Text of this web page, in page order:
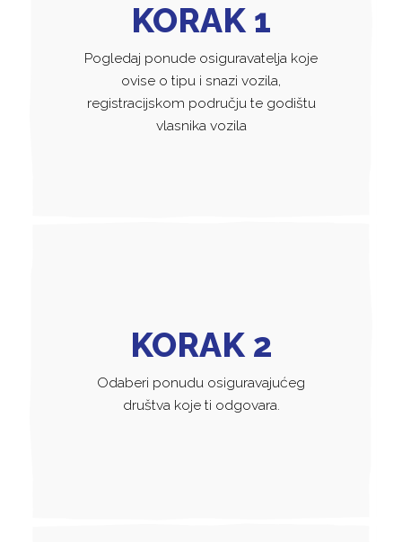
KORAK 1
Pogledaj ponude osiguravatelja koje
ovise o tipu i snazi vozila,
registracijskom području te godištu
vlasnika vozila
KORAK 2
Odaberi ponudu osiguravajućeg
društva koje ti odgovara.